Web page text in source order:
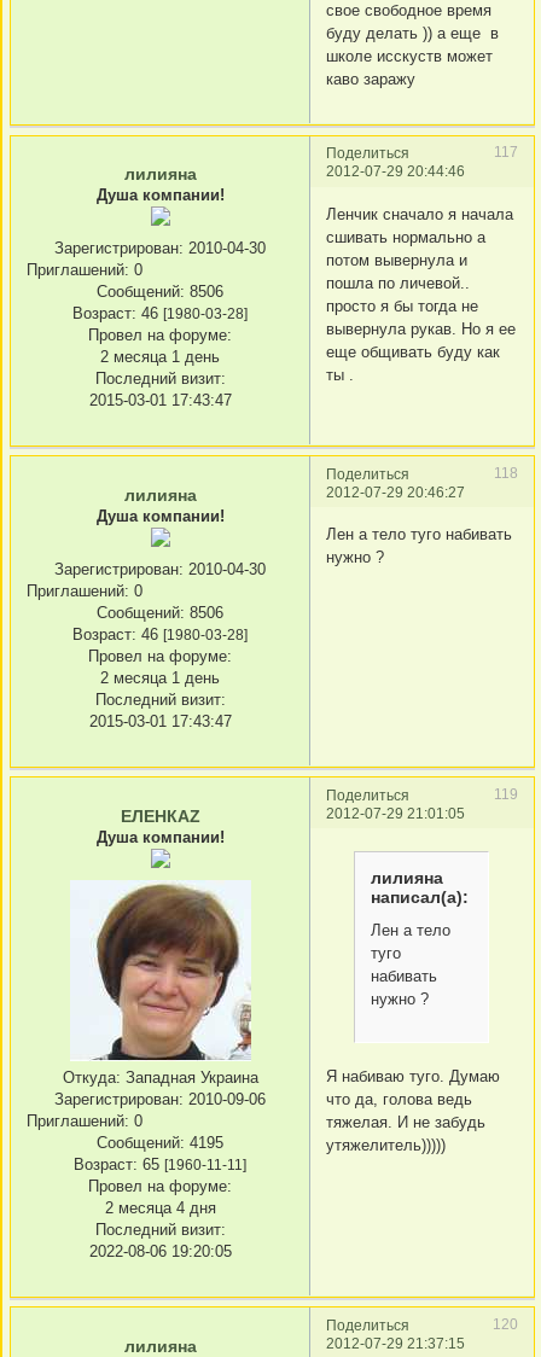
свое свободное время
буду делать )) а еще в
школе исскуств может
каво заражу
Поделиться
117
2012-07-29 20:44:46
лилияна
Душа компании!
Зарегистрирован: 2010-04-30
Приглашений: 0
Сообщений: 8506
Возраст: 46 [1980-03-28]
Провел на форуме:
2 месяца 1 день
Последний визит:
2015-03-01 17:43:47
Ленчик сначало я начала
сшивать нормально а
потом вывернула и
пошла по личевой..
просто я бы тогда не
вывернула рукав. Но я ее
еще общивать буду как
ты .
Поделиться
118
2012-07-29 20:46:27
лилияна
Душа компании!
Зарегистрирован: 2010-04-30
Приглашений: 0
Сообщений: 8506
Возраст: 46 [1980-03-28]
Провел на форуме:
2 месяца 1 день
Последний визит:
2015-03-01 17:43:47
Лен а тело туго набивать
нужно ?
Поделиться
119
2012-07-29 21:01:05
ЕЛЕНКАZ
Душа компании!
Откуда: Западная Украина
Зарегистрирован: 2010-09-06
Приглашений: 0
Сообщений: 4195
Возраст: 65 [1960-11-11]
Провел на форуме:
2 месяца 4 дня
Последний визит:
2022-08-06 19:20:05
лилияна
написал(а):
Лен а тело
туго
набивать
нужно ?
Я набиваю туго. Думаю
что да, голова ведь
тяжелая. И не забудь
утяжелитель)))))
Поделиться
120
2012-07-29 21:37:15
лилияна